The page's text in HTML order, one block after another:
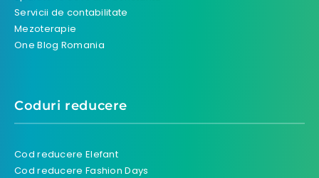
Servicii de contabilitate
Mezoterapie
One Blog Romania
Coduri reducere
Cod reducere Elefant
Cod reducere Fashion Days